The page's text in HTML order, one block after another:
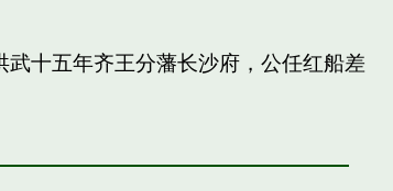
十五年齐王分藩长沙府，公任红船差